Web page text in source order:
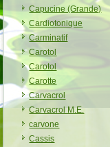
Capucine (Grande)
Cardiotonique
Carminatif
Carotol
Carotol
Carotte
Carvacrol
Carvacrol M.E.
carvone
Cassis